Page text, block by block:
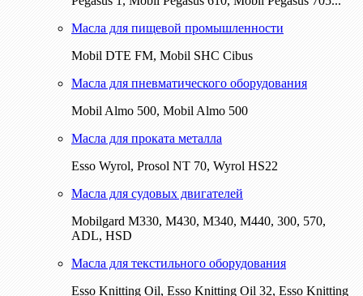
Масла для пищевой промышленности
Mobil DTE FM, Mobil SHC Cibus
Масла для пневматического оборудования
Mobil Almo 500, Mobil Almo 500
Масла для проката металла
Esso Wyrol, Prosol NT 70, Wyrol HS22
Масла для судовых двигателей
Mobilgard M330, M430, M340, M440, 300, 570,
ADL, HSD
Масла для текстильного оборудования
Esso Knitting Oil, Esso Knitting Oil 32, Esso Knitting